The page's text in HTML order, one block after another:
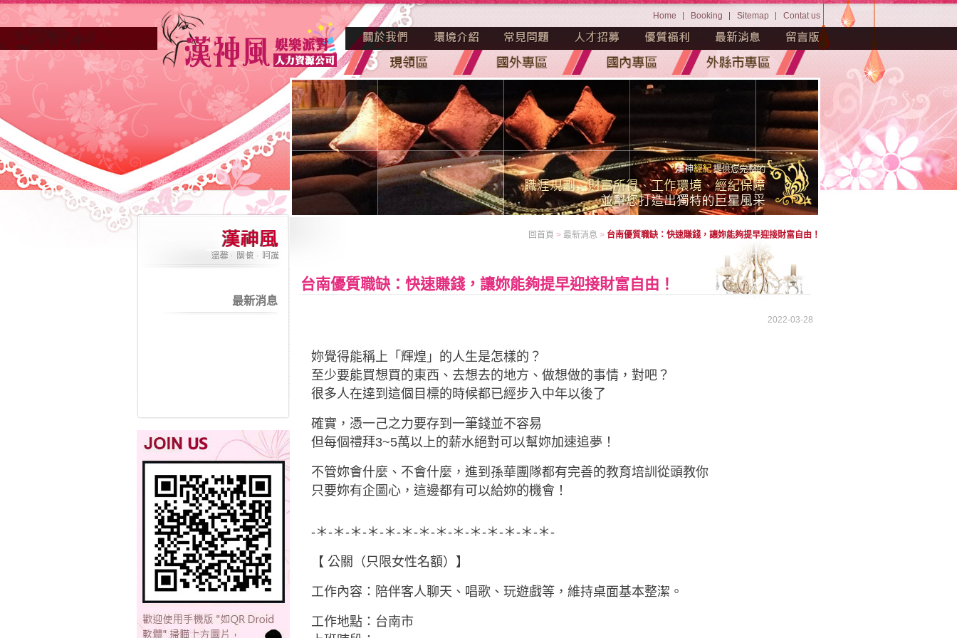
Home Booking Sitemap Contat us
最新消息
回首頁 > 最新消息 > 台南優質職缺：快速賺錢，讓妳能夠提早迎接財富自由！
台南優質職缺：快速賺錢，讓妳能夠提早迎接財富自由！
2022-03-28
妳覺得能稱上「輝煌」的人生是怎樣的？
至少要能買想買的東西、去想去的地方、做想做的事情，對吧？
很多人在達到這個目標的時候都已經步入中年以後了
確實，憑一己之力要存到一筆錢並不容易
但每個禮拜3~5萬以上的薪水絕對可以幫妳加速追夢！
不管妳會什麼、不會什麼，進到孫華團隊都有完善的教育培訓從頭教你
只要妳有企圖心，這邊都有可以給妳的機會！
-＊-＊-＊-＊-＊-＊-＊-＊-＊-＊-＊-＊-＊-＊-
【 公關（只限女性名額）】
工作內容：陪伴客人聊天、唱歌、玩遊戲等，維持桌面基本整潔。
工作地點：台南市